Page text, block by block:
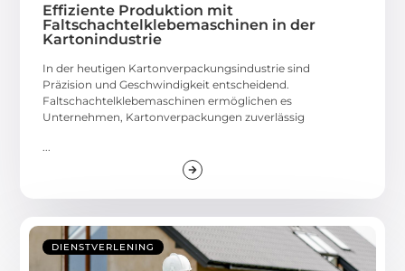
Effiziente Produktion mit
Faltschachtelklebemaschinen in der
Kartonindustrie
In der heutigen Kartonverpackungsindustrie sind
Präzision und Geschwindigkeit entscheidend.
Faltschachtelklebemaschinen ermöglichen es
Unternehmen, Kartonverpackungen zuverlässig
DIENSTVERLENING